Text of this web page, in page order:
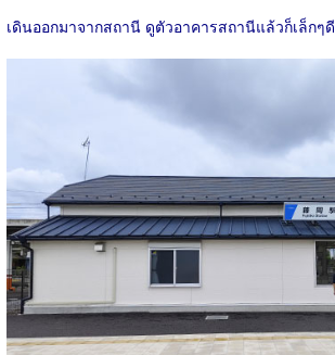
เดินออกมาจากสถานี ดูตัวอาคารสถานีแล้วก็เล็กๆดี